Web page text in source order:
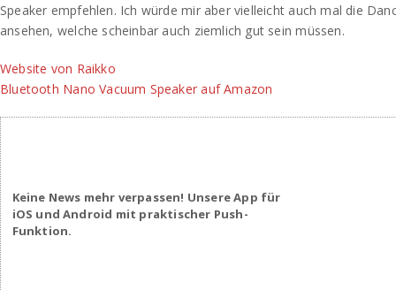
Speaker empfehlen. Ich würde mir aber vielleicht auch mal die
ansehen, welche scheinbar auch ziemlich gut sein müssen.
Website von Raikko
Bluetooth Nano Vacuum Speaker auf Amazon
Keine News mehr verpassen! Unsere App für
iOS und Android mit praktischer Push-
Funktion.